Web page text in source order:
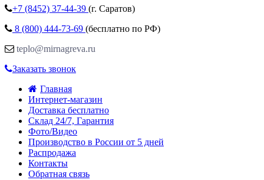
+7 (8452) 37-44-39 (г. Саратов)
8 (800) 444-73-69 (бесплатно по РФ)
teplo@mirnagreva.ru
Заказать звонок
Главная
Интернет-магазин
Доставка бесплатно
Склад 24/7, Гарантия
Фото/Видео
Производство в России от 5 дней
Распродажа
Контакты
Обратная связь